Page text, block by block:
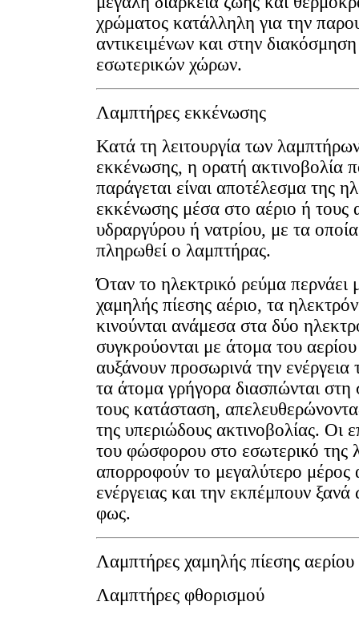
χρώματος κατάλληλη για την
αντικειμένων και στην διακόσμηση
εσωτερικών χώρων.
Λαμπτήρες εκκένωσης
Κατά τη λειτουργία των
εκκένωσης, η ορατή ακτινοβολία
παράγεται είναι αποτέλεσμα της
εκκένωσης μέσα στο αέριο ή τους
υδραργύρου ή νατρίου, με τα οποία
πληρωθεί ο λαμπτήρας.
Όταν το ηλεκτρικό ρεύμα περνάει
χαμηλής πίεσης αέριο, τα
κινούνται ανάμεσα στα δύο
συγκρούονται με άτομα του
αυξάνουν προσωρινά την ενέργεια
τα άτομα γρήγορα διασπώνται στη
τους κατάσταση,
της υπεριώδους ακτινοβολίας. Οι
του φώσφορου στο εσωτερικό της
απορροφούν το μεγαλύτερο μέρος
ενέργειας και την εκπέμπουν
φως.
Λαμπτήρες χαμηλής πίεσης αερίου
Λαμπτήρες φθορισμού